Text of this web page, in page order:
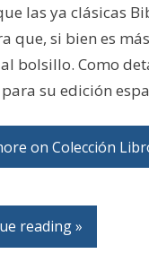
las ya clásicas
que, si bien es
bolsillo. Como
su edición
on Colección
reading »